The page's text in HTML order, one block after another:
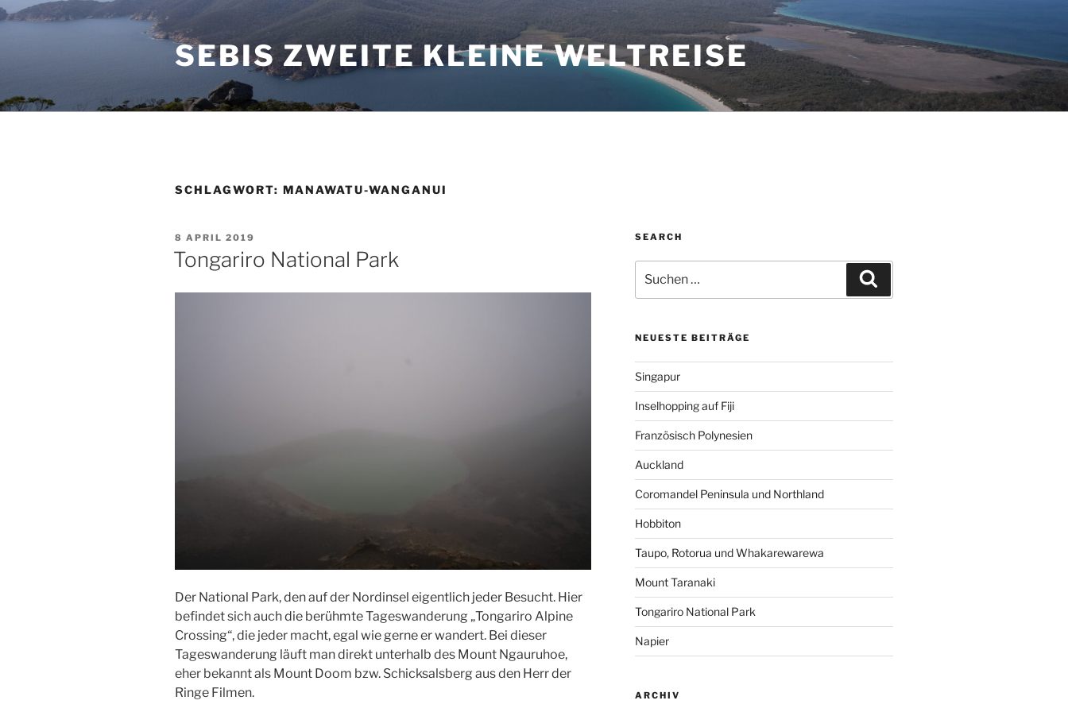
Zum
Inhalt
SEBIS ZWEITE KLEINE WELTREISE
SCHLAGWORT: MANAWATU-WANGANUI
VERÖFFENTLICHT
AM
8 APRIL 2019
Tongariro National Park
Der National Park, den auf der Nordinsel eigentlich jeder Besucht. Hier
befindet sich auch die berühmte Tageswanderung „Tongariro Alpine
Crossing“, die jeder macht, egal wie gerne er wandert. Bei dieser
Tageswanderung läuft man direkt unterhalb des Mount Ngauruhoe,
eher bekannt als Mount Doom bzw. Schicksalsberg aus den Herr der
Ringe Filmen.
SEARCH
nach:
NEUESTE BEITRÄGE
Singapur
Inselhopping auf Fiji
Französisch Polynesien
Auckland
Coromandel Peninsula und Northland
Hobbiton
Taupo, Rotorua und Whakarewarewa
Mount Taranaki
Tongariro National Park
Napier
ARCHIV